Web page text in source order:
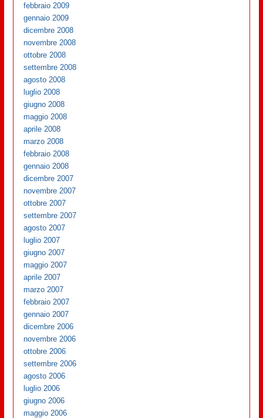
febbraio 2009
gennaio 2009
dicembre 2008
novembre 2008
ottobre 2008
settembre 2008
agosto 2008
luglio 2008
giugno 2008
maggio 2008
aprile 2008
marzo 2008
febbraio 2008
gennaio 2008
dicembre 2007
novembre 2007
ottobre 2007
settembre 2007
agosto 2007
luglio 2007
giugno 2007
maggio 2007
aprile 2007
marzo 2007
febbraio 2007
gennaio 2007
dicembre 2006
novembre 2006
ottobre 2006
settembre 2006
agosto 2006
luglio 2006
giugno 2006
maggio 2006